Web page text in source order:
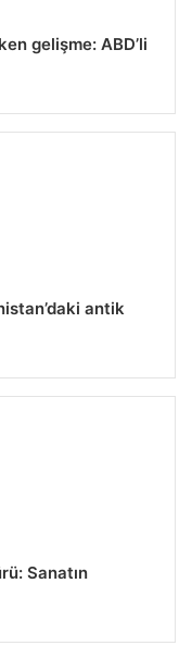
gelişme: ABD’li
antik
Sanatın